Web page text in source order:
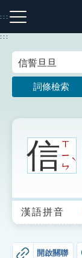
到
主
:::
注音索引圖示
生字詞彙表
成語故事
:::
詞條檢索
信ㄒ
ㄧ
ㄣ
ˋ
漢語拼音
開啟關聯